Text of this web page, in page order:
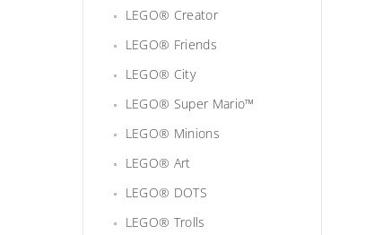
LEGO® Creator
LEGO® Friends
LEGO® City
LEGO® Super Mario™
LEGO® Minions
LEGO® Art
LEGO® DOTS
LEGO® Trolls